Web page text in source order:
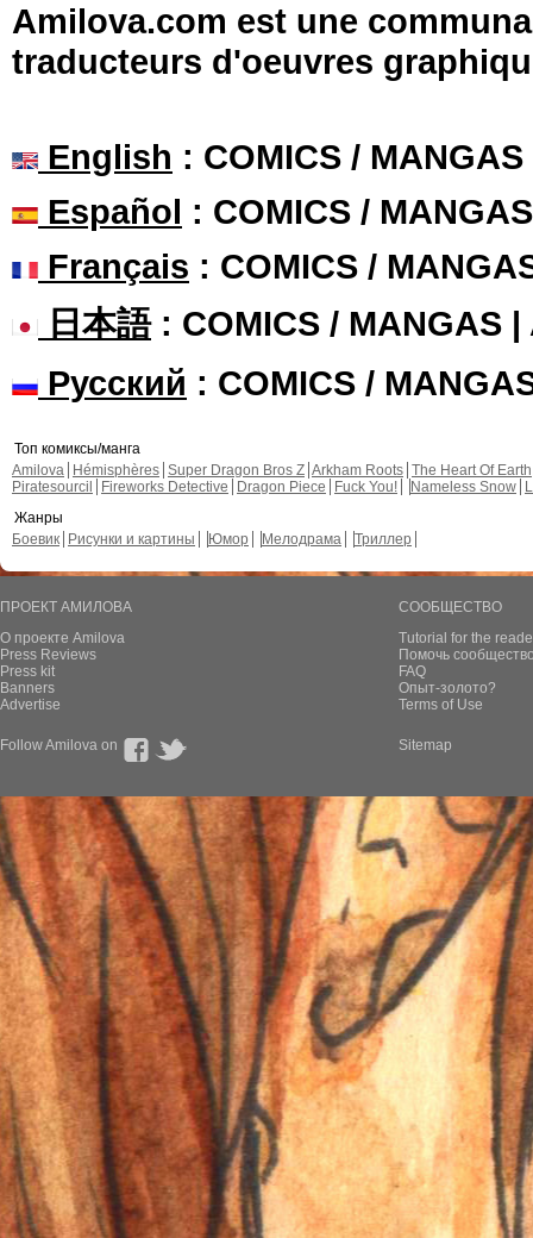
Amilova.com est une
traducteurs d'oeuvres
English : COMICS /
Español : COMICS /
Français : COMICS /
日本語: COMICS / MANGAS |
Русский : COMICS /
Топ комиксы/манга
Amilova
Hémisphères Super Dragon Bros Z Arkham Roots The Heart Of Earth
Piratesourcil
Fireworks Detective Dragon Piece Fuck You! Nameless Snow
Жанры
Боевик
Рисунки и картины Юмор Мелодрама Триллер
ПРОЕКТ АМИЛОВА
О проекте Amilova
Press Reviews
Press kit
Banners
Advertise
СООБЩЕСТВО
Tutorial for the
Помочь
FAQ
Опыт-золото?
Terms of Use
Follow Amilova on Sitemap